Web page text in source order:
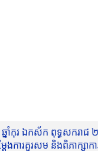
កុរ ឯកស័ក ពុទ្ធសករាជ
ារគួរសម និងពិភាក្សាកា